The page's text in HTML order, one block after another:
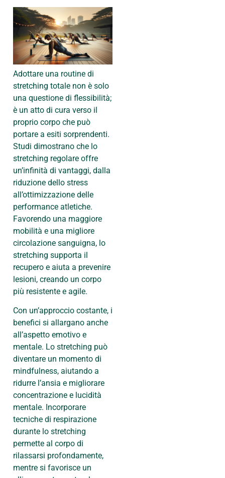
Adottare una routine di
stretching totale non è solo
una questione di flessibilità;
è un atto di cura verso il
proprio corpo che può
portare a esiti sorprendenti.
Studi dimostrano che lo
stretching regolare offre
un’infinità di vantaggi, dalla
riduzione dello stress
all’ottimizzazione delle
performance atletiche.
Favorendo una maggiore
mobilità e una migliore
circolazione sanguigna, lo
stretching supporta il
recupero e aiuta a prevenire
lesioni, creando un corpo
più resistente e agile.
Con un’approccio costante, i
benefici si allargano anche
all’aspetto emotivo e
mentale. Lo stretching può
diventare un momento di
mindfulness, aiutando a
ridurre l’ansia e migliorare
concentrazione e lucidità
mentale. Incorporare
tecniche di respirazione
durante lo stretching
permette al corpo di
rilassarsi profondamente,
mentre si favorisce un